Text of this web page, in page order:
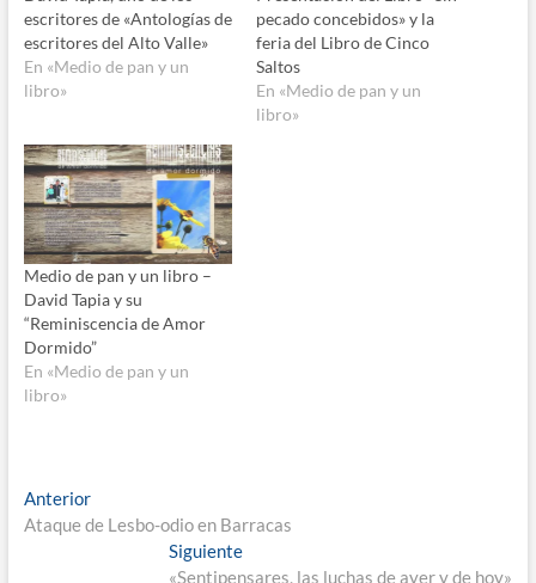
escritores de «Antologías de
escritores del Alto Valle»
En «Medio de pan y un
libro»
pecado concebidos» y la
feria del Libro de Cinco
Saltos
En «Medio de pan y un
libro»
Medio de pan y un libro –
David Tapia y su
“Reminiscencia de Amor
Dormido”
En «Medio de pan y un
libro»
Navegación
de
AnteriorEntrada
anterior:
Ataque de Lesbo-odio en Barracas
SiguienteEntrada
siguiente:
«Sentipensares, las luchas de ayer y de hoy»